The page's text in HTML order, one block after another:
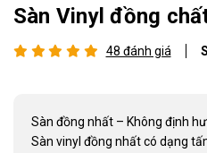
Sàn Vinyl đồng
48 đánh giá
Sàn đồng nhất – Không định
Sàn vinyl đồng nhất có dạng